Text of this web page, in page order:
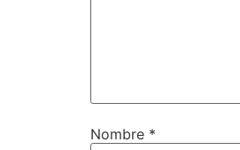
Nombre *